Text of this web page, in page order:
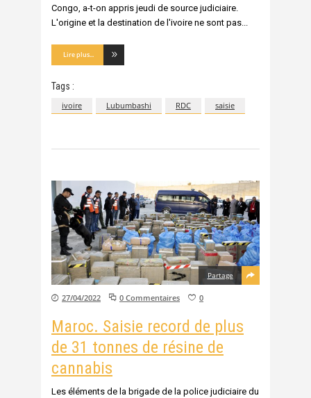
Congo, a-t-on appris jeudi de source judiciaire.
L'origine et la destination de l'ivoire ne sont pas
Lire plus...
Tags :
ivoire Lubumbashi RDC saisie
Partage
27/04/2022 0 Commentaires 0
Maroc. Saisie record de plus
de 31 tonnes de résine de
cannabis
Les éléments de la brigade de la police judiciaire du